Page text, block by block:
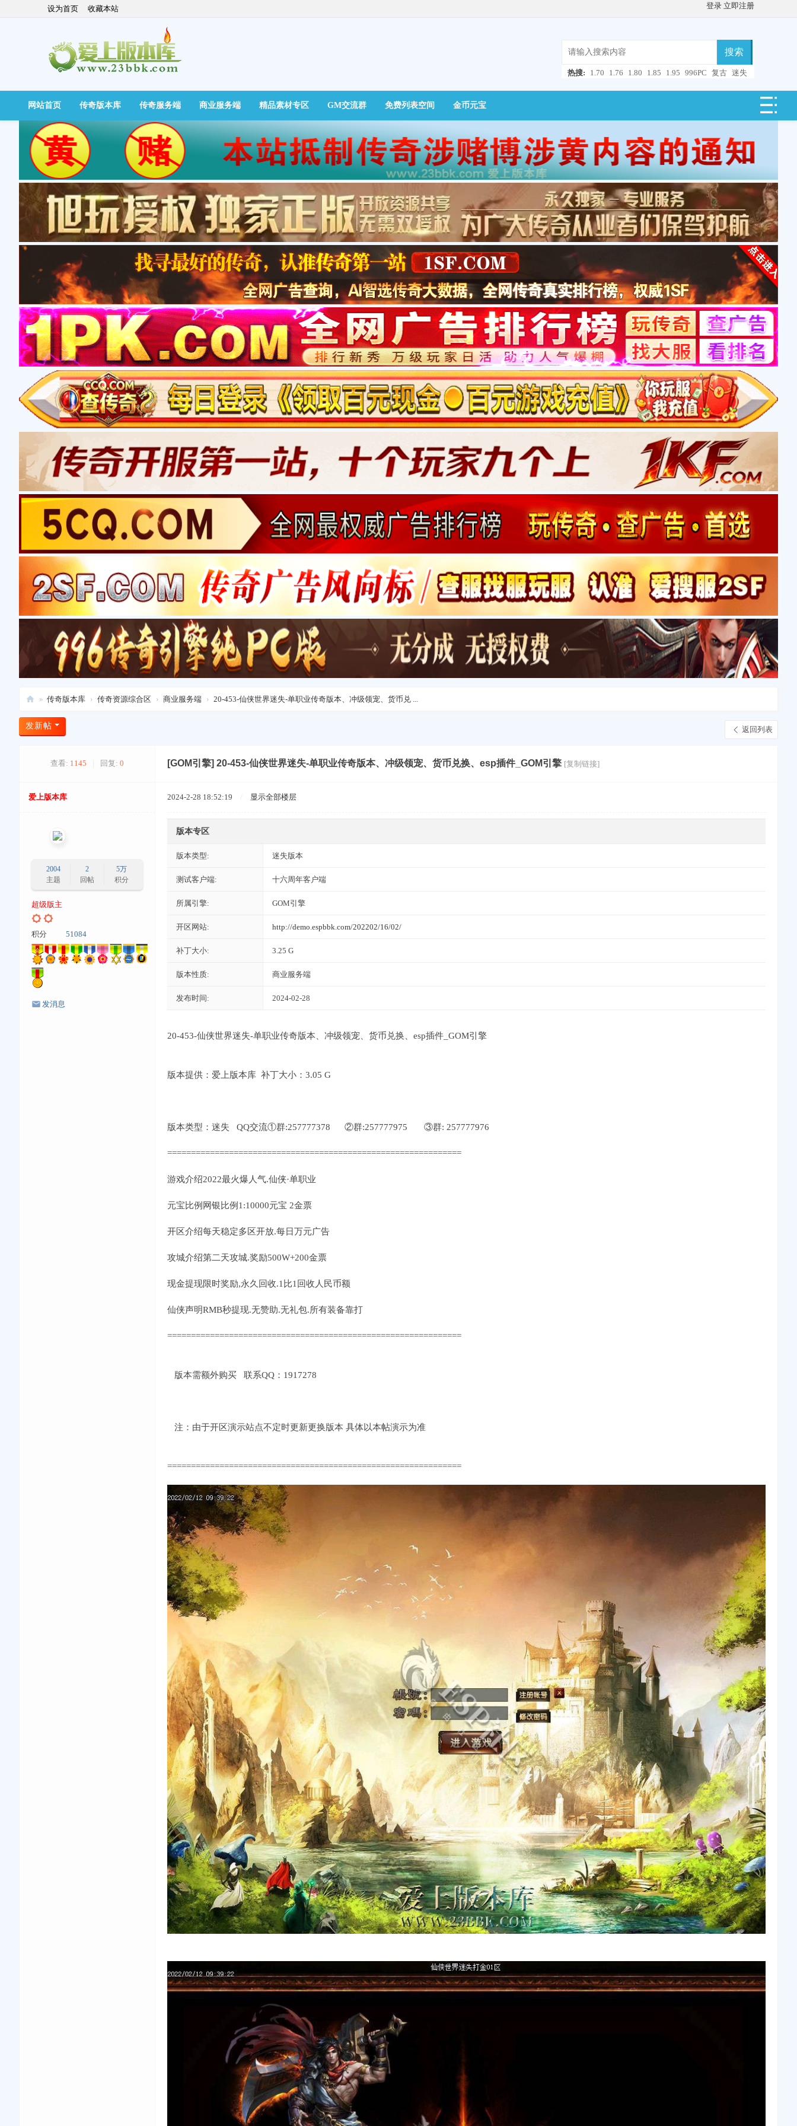
设为首页 收藏本站 登录 立即注册
搜索
热搜: 1.70 1.76 1.80 1.85 1.95 996PC 复古 迷失
快捷导航
网站首页 传奇版本库 传奇服务端 商业服务端 精品素材专区 GM交流群 免费列表空间 金币元宝
爱
上
» 传奇版本库 › 传奇资源综合区 › 商业服务端 › 20-453-仙侠世界迷失-单职业传奇版本、冲级领宠、货币兑 ...
返回列表
发新帖
查看: 1145 回复: 0 [GOM引擎] 20-453-仙侠世界迷失-单职业传奇版本、冲级领宠、货币兑换、esp插件_GOM引擎 [复制链接]
爱上版本库
2004
主题
2
回帖
5万
积分
超级版主
积分 51084
发消息
2024-2-28 18:52:19 显示全部楼层
版本专区
版本类型: 迷失版本
测试客户端: 十六周年客户端
所属引擎: GOM引擎
开区网站: http://demo.espbbk.com/202202/16/02/
补丁大小: 3.25 G
版本性质: 商业服务端
发布时间: 2024-02-28
20-453-仙侠世界迷失-单职业传奇版本、冲级领宠、货币兑换、esp插件_GOM引擎
版本提供：爱上版本库 补丁大小：3.05 G
版本类型：迷失 QQ交流①群:257777378 ②群:257777975 ③群: 257777976
==============================================================
游戏介绍2022最火爆人气.仙侠·单职业
元宝比例网银比例1:10000元宝 2金票
开区介绍每天稳定多区开放.每日万元广告
攻城介绍第二天攻城.奖励500W+200金票
现金提现限时奖励,永久回收.1比1回收人民币额
仙侠声明RMB秒提现.无赞助.无礼包.所有装备靠打
==============================================================
版本需额外购买 联系QQ：1917278
注：由于开区演示站点不定时更新更换版本 具体以本帖演示为准
==============================================================